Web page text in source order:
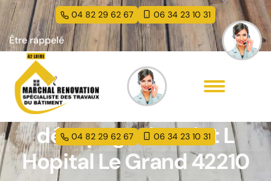
04 82 29 62 67 06 34 23 10 31
Être rappelé
04 82 29 62 67 06 34 23 10 31
Entreprise peinture et
décapage de volet L
Hopital Le Grand 42210